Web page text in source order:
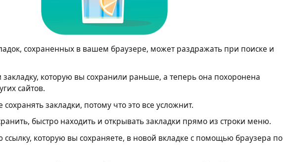
сохраненных в вашем браузере, может раздражать при поиске и
которую вы сохранили раньше, а теперь она похоронена
сайтов.
закладки, потому что это все усложнит.
быстро находить и открывать закладки прямо из строки меню.
которую вы сохраняете, в новой вкладке с помощью браузера по